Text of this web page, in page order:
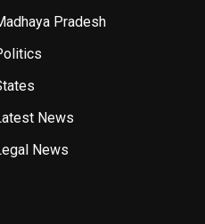
Pradesh
News
News